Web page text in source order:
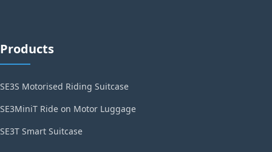
Products
SE3S Motorised Riding Suitcase
SE3MiniT Ride on Motor Luggage
SE3T Smart Suitcase